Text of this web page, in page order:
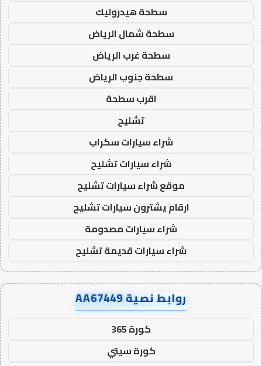
سطحة هيدروليك
سطحة شمال الرياض
سطحة غرب الرياض
سطحة جنوب الرياض
اقرب سطحة
تشليح
شراء سيارات سكراب
شراء سيارات تشليح
موقع شراء سيارات تشليح
ارقام يشترون سيارات تشليح
شراء سيارات مصدومة
شراء سيارات قديمة تشليح
روابط نصية AA67449
كورة 365
كورة سيتي